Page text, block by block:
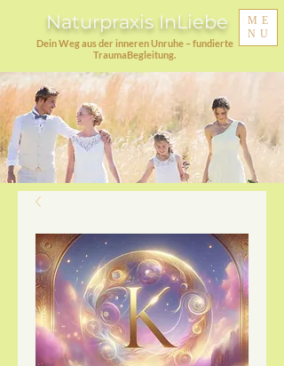
Naturpraxis InLiebe
Dein Weg aus der inneren Unruhe – fundierte
TraumaBegleitung.
ME
NU